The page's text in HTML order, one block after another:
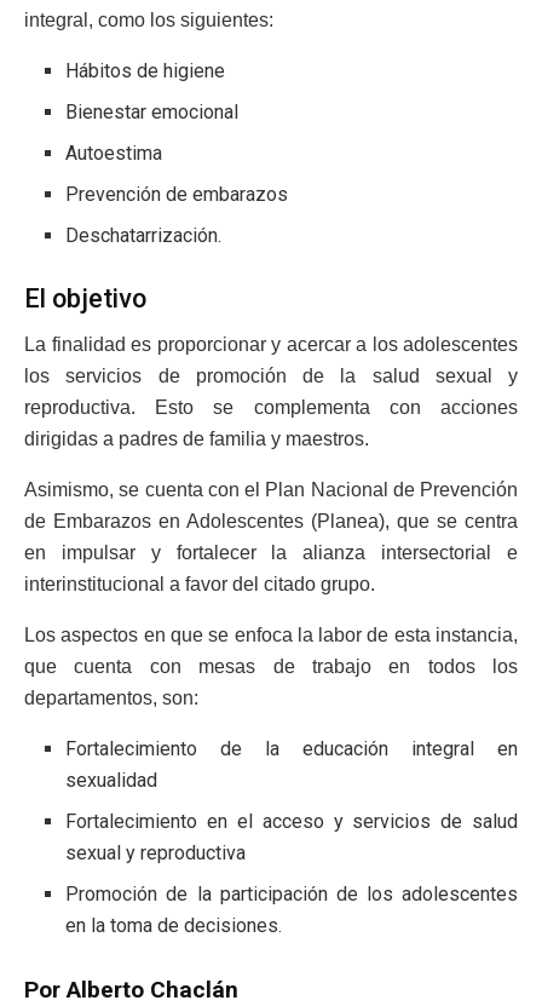
integral, como los siguientes:
Hábitos de higiene
Bienestar emocional
Autoestima
Prevención de embarazos
Deschatarrización.
El objetivo
La finalidad es proporcionar y acercar a los adolescentes
los servicios de promoción de la salud sexual y
reproductiva. Esto se complementa con acciones
dirigidas a padres de familia y maestros.
Asimismo, se cuenta con el Plan Nacional de Prevención
de Embarazos en Adolescentes (Planea), que se centra
en impulsar y fortalecer la alianza intersectorial e
interinstitucional a favor del citado grupo.
Los aspectos en que se enfoca la labor de esta instancia,
que cuenta con mesas de trabajo en todos los
departamentos, son:
Fortalecimiento de la educación integral en
sexualidad
Fortalecimiento en el acceso y servicios de salud
sexual y reproductiva
Promoción de la participación de los adolescentes
en la toma de decisiones.
Por Alberto Chaclán